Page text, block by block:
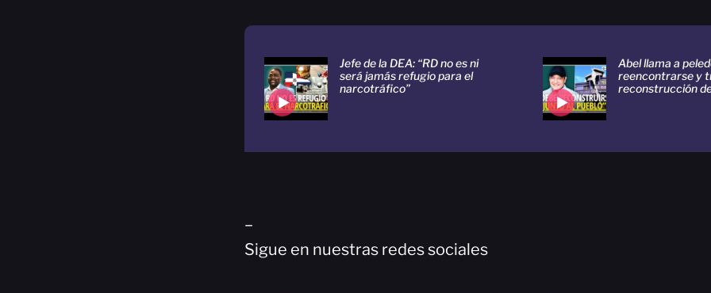
Jefe de la DEA: “RD no es ni
será jamás refugio para el
narcotráfico”
Abel llama a
reencontrarse y
reconstrucción
–
Sigue en nuestras redes sociales